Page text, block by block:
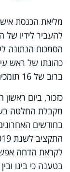
מליאת הכנסת
להעביר לידיו
הסמכות הנתונה
כהונתו של ראש
ברוב של 16 תומכים, ללא מתנגדים; שני חברי כנסת נמנעו.
כזכור, ביום
מקבלת החלטה
בחודשים
לקראת הדחה
בטענה כי בינו